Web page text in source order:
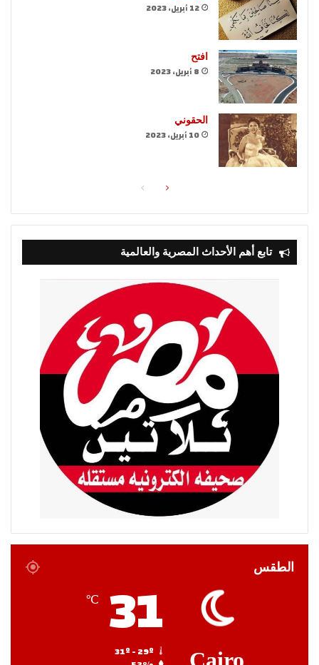
12 أبريل، 2023
افتح
8 أبريل، 2023
الحقوني
10 أبريل، 2023
الصفحةالصفحة
تابع أهم الأحداث المصرية والعالمية
الطقس
Cairo
31
℃